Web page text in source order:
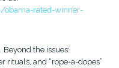
rated-winner-
Beyond the issues:
rituals, and “rope-a-dopes”